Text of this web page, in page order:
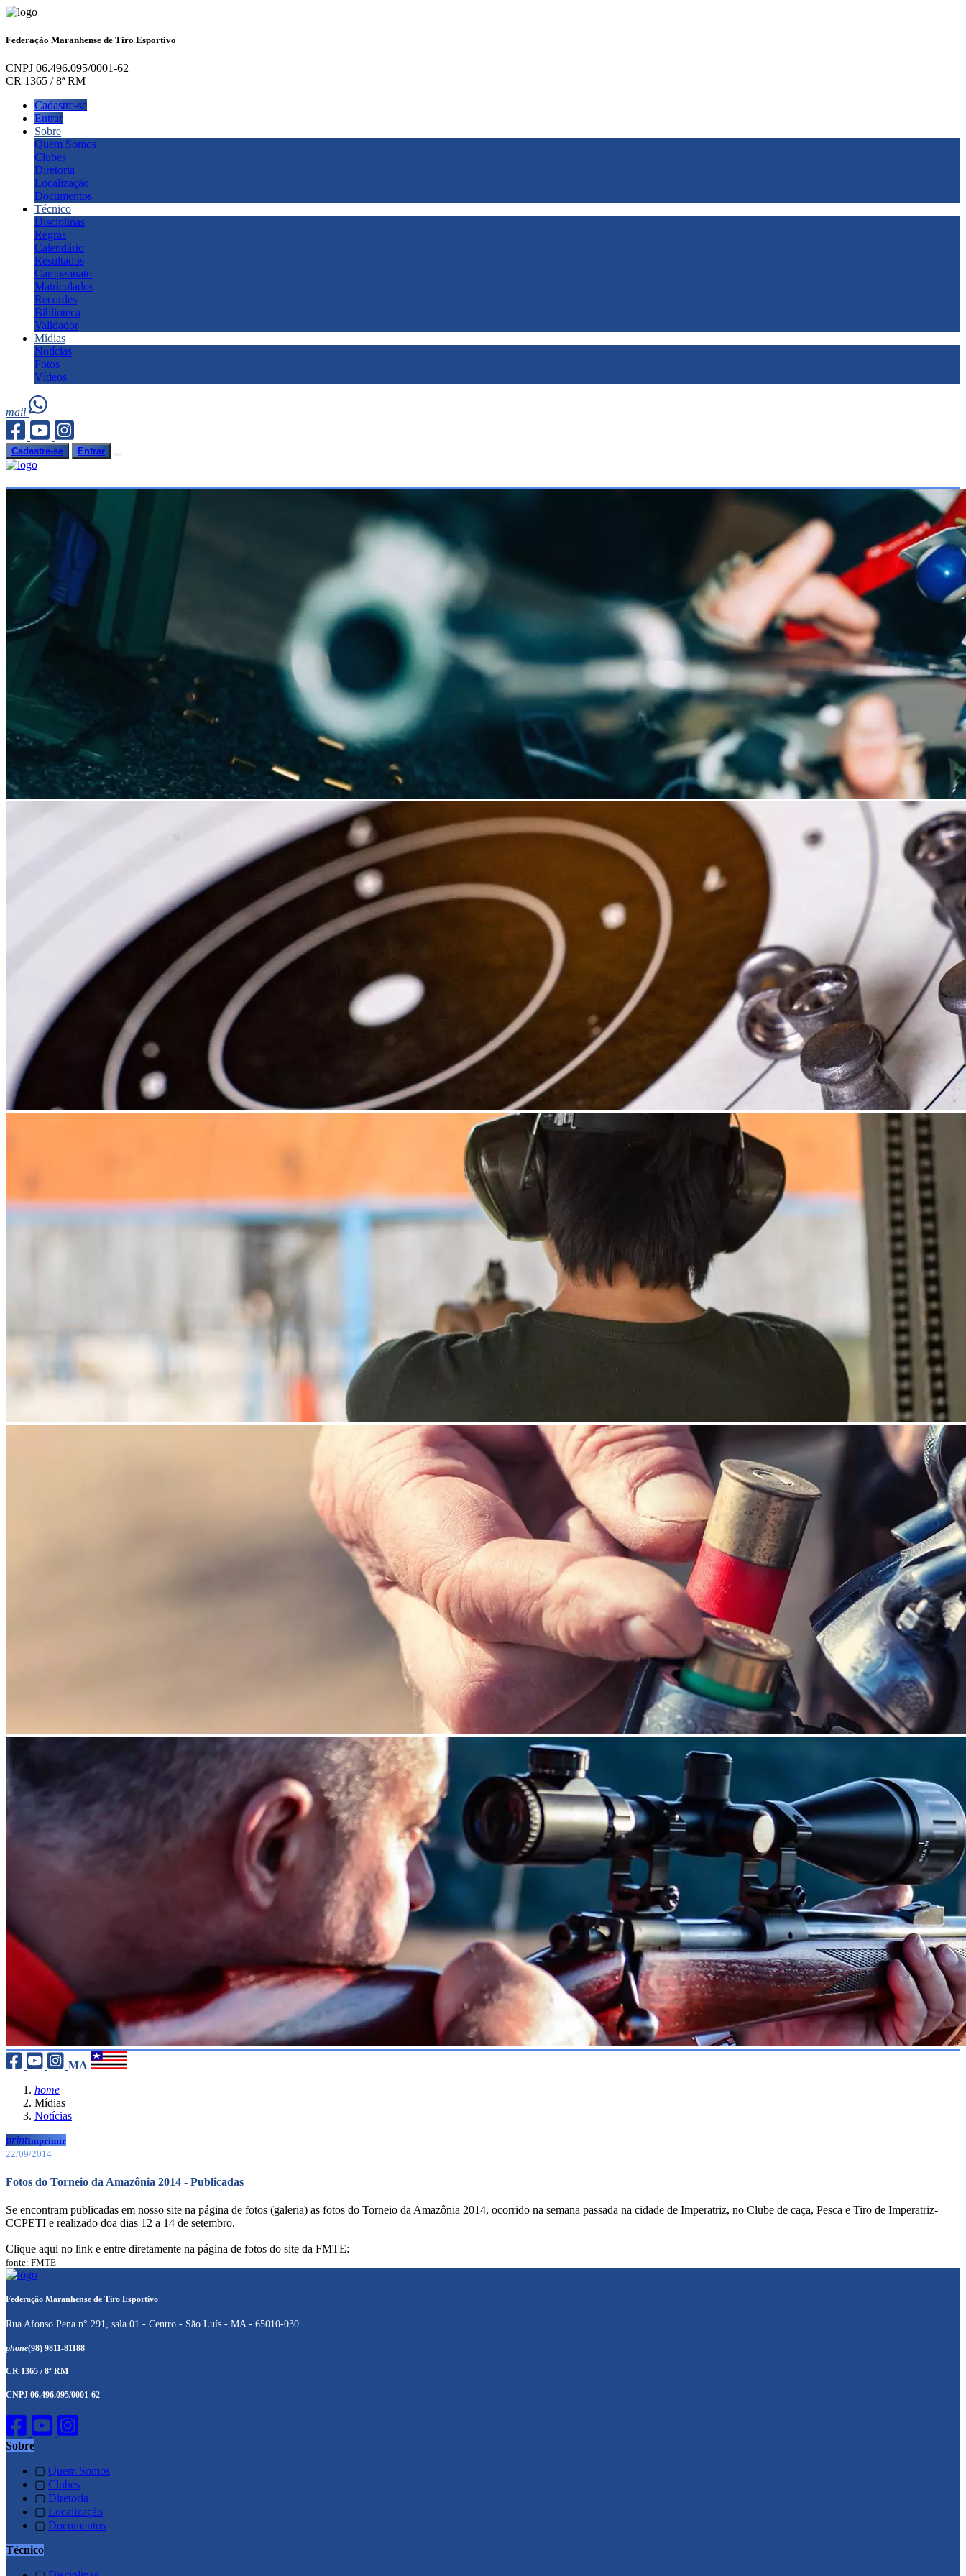
Federação Maranhense de Tiro Esportivo
CNPJ 06.496.095/0001-62
CR 1365 / 8ª RM
Cadastre-se
Entrar
Sobre
Quem Somos
Clubes
Diretoria
Localização
Documentos
Técnico
Disciplinas
Regras
Calendário
Resultados
Campeonato
Matriculados
Recordes
Biblioteca
Validador
Mídias
Notícias
Fotos
Vídeos
mail
Cadastre-se Entrar
MA
home
Mídias
Notícias
printImprimir
22/09/2014
Fotos do Torneio da Amazônia 2014 - Publicadas
Se encontram publicadas em nosso site na página de fotos (galeria) as fotos do Torneio da Amazônia 2014, ocorrido na semana passada na cidade de Imperatriz, no Clube de caça, Pesca e Tiro de Imperatriz-
CCPETI e realizado doa dias 12 a 14 de setembro.
Clique aqui no link e entre diretamente na página de fotos do site da FMTE:
fonte: FMTE
Federação Maranhense de Tiro Esportivo
Rua Afonso Pena n° 291, sala 01 - Centro - São Luís - MA - 65010-030
phone(98) 9811-81188
CR 1365 / 8ª RM
CNPJ 06.496.095/0001-62
Sobre
▢ Quem Somos
▢ Clubes
▢ Diretoria
▢ Localização
▢ Documentos
Técnico